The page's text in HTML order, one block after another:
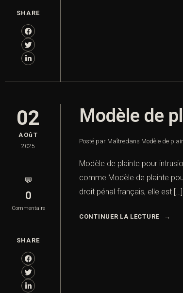
SHARE
02
AOûT
2025
💬
0
Commentaire
SHARE
Modèle de
Posté par Maîtredans Modèle de
Modèle de plainte pour
comme Modèle de plainte
droit pénal français, elle est […]
CONTINUER LA LECTURE